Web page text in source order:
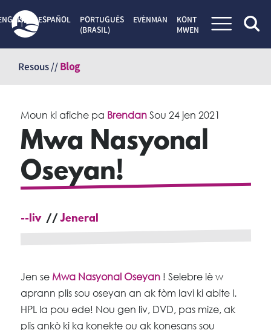
kontni
ESPAÑOL
PORTUGUÊS
(BRASIL)
EVÈNMAN
KONT
MWEN
Resous //Blog
Moun ki afiche pa BrendanSou 24 jen 2021
Mwa Nasyonal
Oseyan!
--liv Jeneral
Jen se Mwa Nasyonal Oseyan! Selebre lè w
aprann plis sou oseyan an ak fòm lavi ki abite l.
HPL la pou ede! Nou gen liv, DVD, pas mize, ak
plis ankò ki ka konekte ou ak konesans sou